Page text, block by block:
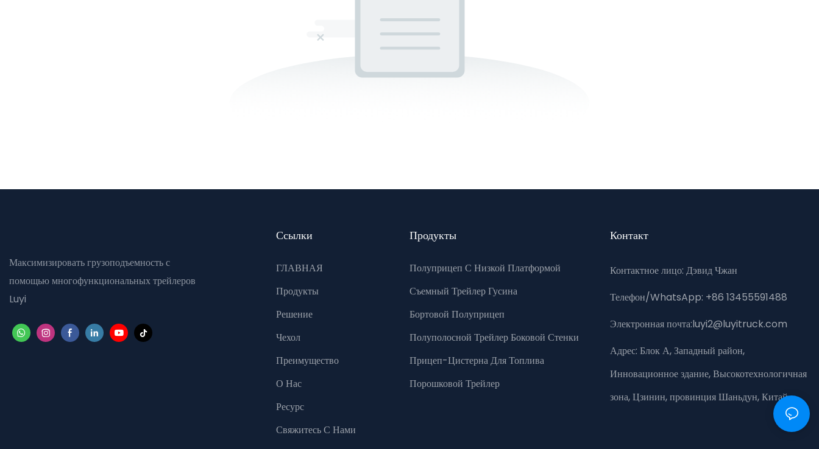
Максимизировать грузоподъемность с
помощью многофункциональных трейлеров
Luyi
Ссылки
ГЛАВНАЯ
Продукты
Решение
Чехол
Преимущество
О Нас
Ресурс
Свяжитесь С Нами
Продукты
Полуприцеп С Низкой Платформой
Съемный Трейлер Гусина
Бортовой Полуприцеп
Полуполосной Трейлер Боковой Стенки
Прицеп-Цистерна Для Топлива
Порошковой Трейлер
Контакт
Контактное лицо: Дэвид Чжан
Телефон/WhatsApp: +86 13455591488
Электронная почта:luyi2@luyitruck.com
Адрес: Блок А, Западный район,
Инновационное здание, Высокотехнологичная
зона, Цзинин, провинция Шаньдун, Китай.